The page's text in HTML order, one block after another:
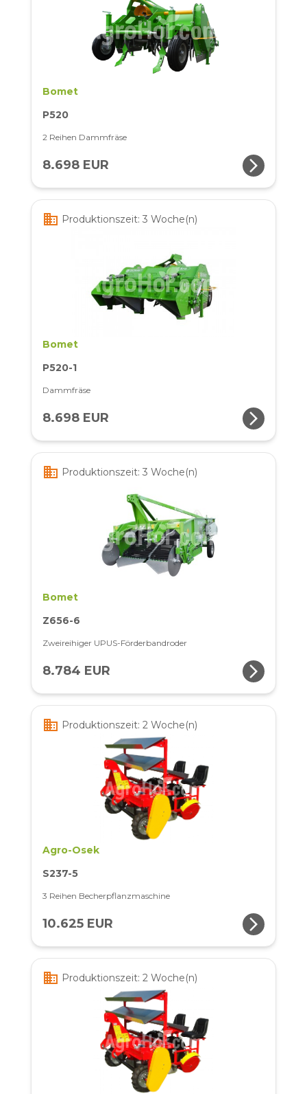
Bomet
P520
2 Reihen Dammfräse
8.698 EUR arrow_forward_ios
business Produktionszeit: 3 Woche(n)
Bomet
P520-1
Dammfräse
8.698 EUR arrow_forward_ios
business Produktionszeit: 3 Woche(n)
Bomet
Z656-6
Zweireihiger UPUS-Förderbandroder
8.784 EUR arrow_forward_ios
business Produktionszeit: 2 Woche(n)
Agro-Osek
S237-5
3 Reihen Becherpflanzmaschine
10.625 EUR arrow_forward_ios
business Produktionszeit: 2 Woche(n)